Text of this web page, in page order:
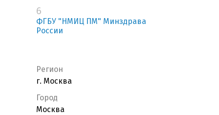
6
ФГБУ "НМИЦ ПМ" Минздрава
России
Регион
г. Москва
Город
Москва